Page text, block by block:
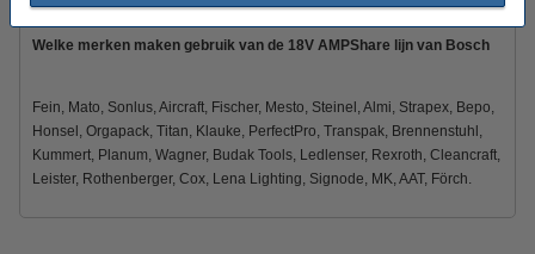
Welke merken maken gebruik van de 18V AMPShare lijn van Bosch
Fein, Mato, Sonlus, Aircraft, Fischer, Mesto, Steinel, Almi, Strapex, Bepo,
Honsel, Orgapack, Titan, Klauke, PerfectPro, Transpak, Brennenstuhl,
Kummert, Planum, Wagner, Budak Tools, Ledlenser, Rexroth, Cleancraft,
Leister, Rothenberger, Cox, Lena Lighting, Signode, MK, AAT, Förch.